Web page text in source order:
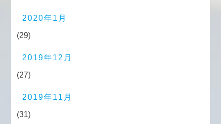
2020年1月
(29)
2019年12月
(27)
2019年11月
(31)